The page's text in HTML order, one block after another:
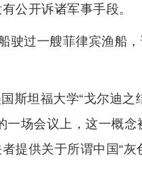
公开诉诸军事手段。
驶过一艘菲律宾渔船
斯坦福大学“戈尔迪
场会议上，这一概
提供关于所谓中国“